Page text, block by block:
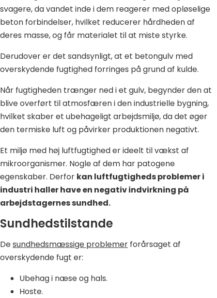
svagere, da vandet inde i dem reagerer med opløselige
beton forbindelser, hvilket reducerer hårdheden af
deres masse, og får materialet til at miste styrke.
Derudover er det sandsynligt, at et betongulv med
overskydende fugtighed forringes på grund af kulde.
Når fugtigheden trænger ned i et gulv, begynder den at
blive overført til atmosfæren i den industrielle bygning,
hvilket skaber et ubehageligt arbejdsmiljø, da det øger
den termiske luft og påvirker produktionen negativt.
Et miljø med høj luftfugtighed er ideelt til vækst af
mikroorganismer. Nogle af dem har patogene
egenskaber. Derfor kan luftfugtigheds problemer i
industri haller have en negativ indvirkning på
arbejdstagernes sundhed.
Sundhedstilstande
Desundhedsmæssige problemer forårsaget af
overskydende fugt er:
Ubehag i næse og hals.
Hoste.